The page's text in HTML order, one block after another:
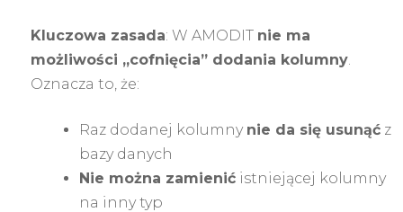
Kluczowa zasada: W AMODIT nie ma
możliwości „cofnięcia” dodania kolumny.
Oznacza to, że:
Raz dodanej kolumny nie da się usunąć z
bazy danych
Nie można zamienić istniejącej kolumny
na inny typ